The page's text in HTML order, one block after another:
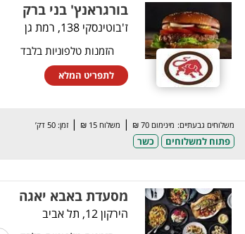
בורגראנץ' בני ברק
ז'בוטינסקי 138, רמת גן
הזמנות טלפוניות בלבד
לתפריט המלא
משלוחים גבעתיים: מינימום 70 ₪ | משלוח 15 ₪ | זמן: 50 דק’
פתוח למשלוחים כשר
מסעדת באבא יאגה
הירקון 12, תל אביב